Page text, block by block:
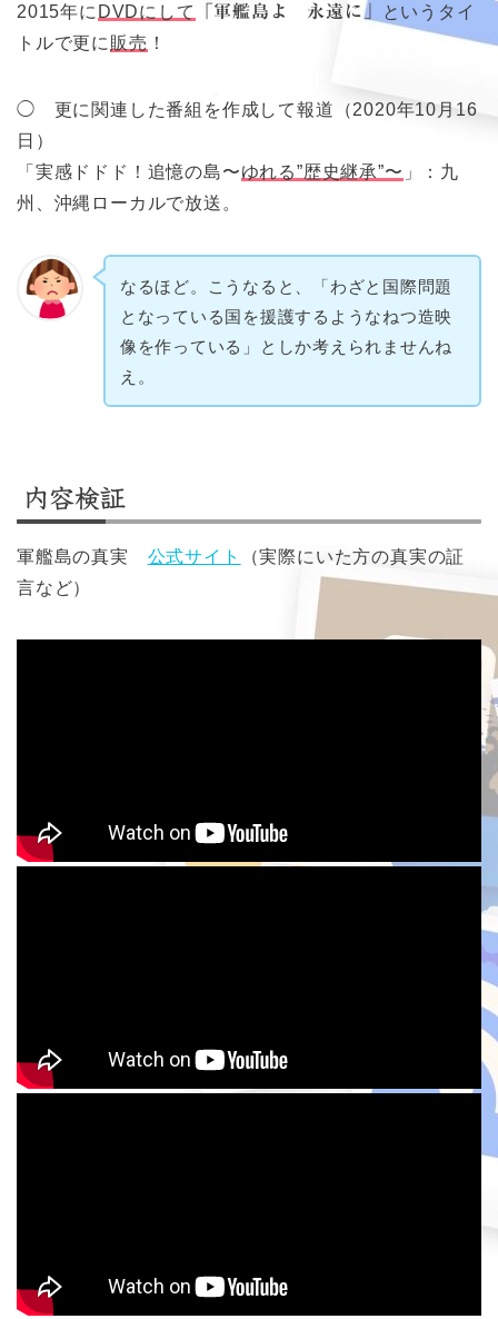
2015年に DVDにして 「軍艦島よ 永遠に」
というタイ
トルで更に 販売 ！
◯ 更に関連した番組を作成して報道（2020年10月16
日）
「実感ドドド！追憶の島〜ゆれる”歴史継承”〜 」：九
州、沖縄ローカルで放送。
なるほど。こうなると、「わざと国際問題
となっている国を援護するようなねつ造映
像を作っている」としか考えられませんね
え。
内容検証
軍艦島の真実 公式サイト
（実際にいた方の真実の証
言など）